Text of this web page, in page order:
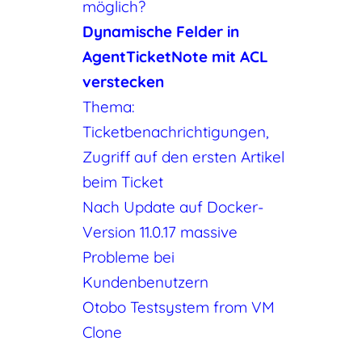
möglich?
Dynamische Felder in
AgentTicketNote mit ACL
verstecken
Thema:
Ticketbenachrichtigungen,
Zugriff auf den ersten Artikel
beim Ticket
Nach Update auf Docker-
Version 11.0.17 massive
Probleme bei
Kundenbenutzern
Otobo Testsystem from VM
Clone